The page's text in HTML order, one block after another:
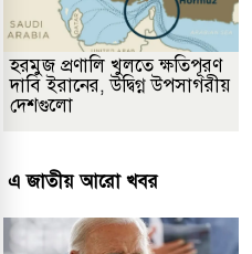
হরমুজ প্রণালি খুলতে ক্ষতিপূরণ
দাবি ইরানের, উদ্বিগ্ন উপসাগরীয়
দেশগুলো
এ জাতীয় আরো খবর